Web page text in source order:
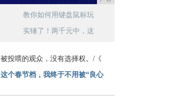
教你如何用键盘鼠标玩
实锤了！两千元中，这
被投喂的观众，没有选择权。/《
这个春节档，我终于不用被“良心